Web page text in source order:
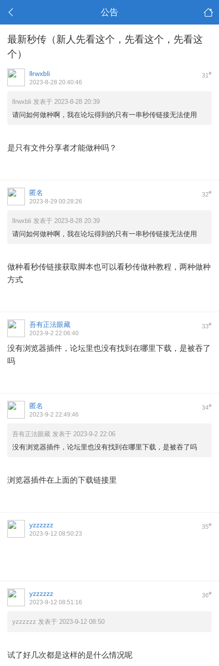
公告
最新秒传（新人先看这个，先看这个，先看这
个）
31#
llrwxbli
2023-8-28 20:40:46
llrwxbli 发表于 2023-8-28 20:39
请问如何做种啊，我在论坛得到的只有一串秒传链接无法使用
是只有文件分享者才能做种吗？
32#
匿名
2023-8-29 00:28:26
llrwxbli 发表于 2023-8-28 20:39
请问如何做种啊，我在论坛得到的只有一串秒传链接无法使用
做种看秒传链接获取脚本也可以看秒传做种教程，两种做种
方式
33#
吾有正法眼藏
2023-9-2 22:06:40
没有浏览器插件，论坛里也没有找到在哪里下载，是被吞了
吗
34#
匿名
2023-9-2 22:49:46
吾有正法眼藏 发表于 2023-9-2 22:06
没有浏览器插件，论坛里也没有找到在哪里下载，是被吞了吗
浏览器插件在上面的下载链接里
35#
yzzzzzz
2023-9-12 08:50:23
36#
yzzzzzz
2023-9-12 08:51:16
yzzzzzz 发表于 2023-9-12 08:50
试了好几次都是这样的是什么情况呢